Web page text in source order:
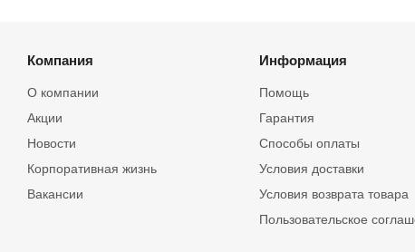
Компания
О компании
Акции
Новости
Корпоративная жизнь
Вакансии
Информация
Помощь
Гарантия
Способы оплаты
Условия доставки
Условия возврата товара
Пользовательское